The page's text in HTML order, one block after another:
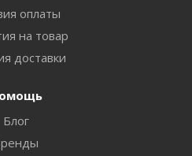
оплаты
на товар
доставки
Блог